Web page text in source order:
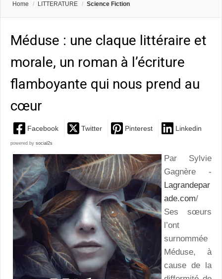
Home / LITTERATURE / Science Fiction
Méduse : une claque littéraire et
morale, un roman à l’écriture
flamboyante qui nous prend au
cœur
Facebook Twitter Pinterest Linkedin
powered by social2s
Par Sylvie
Gagnère -
Lagrandepar
ade.com/
Ses sœurs
l’ont
surnommée
Méduse, à
cause de la